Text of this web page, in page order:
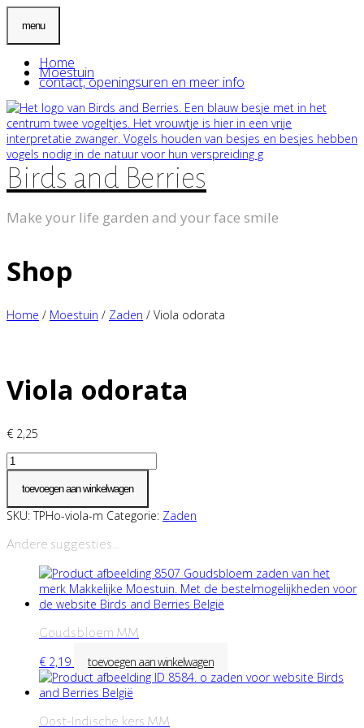
menu
Home
Moestuin
contact, openingsuren en meer info
Birds and Berries
Make your life garden and your face smile
Shop
Home / Moestuin / Zaden / Viola odorata
Viola odorata
€ 2,25
Viola
odorata
aantal
toevoegen aan winkelwagen
SKU:TPHo-viola-m Categorie: Zaden
Andere suggesties…
Goudsbloem MM
€ 2,19 toevoegen aan winkelwagen
Oost-Indische kers MM